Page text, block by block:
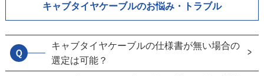
キャブタイヤケーブルのお悩み・トラブル
Ｑ
キャブタイヤケーブルの仕様書が無い場合の
選定は可能？